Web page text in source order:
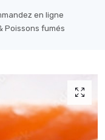
en ligne
Poissons fumés